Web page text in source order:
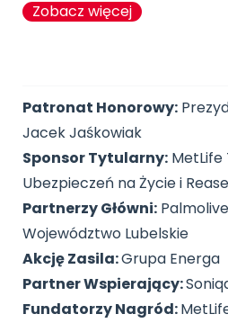
Zobacz więcej
Patronat Honorowy:
Jacek Jaśkowiak
Sponsor Tytularny:
Ubezpieczeń na Życie i
Partnerzy Główni:
Województwo Lubelskie
Akcję Zasila:Grupa Energa
Partner Wspierający:
Fundatorzy Nagród: